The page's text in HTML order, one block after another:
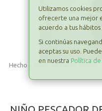
Utilizamos cookies
ofrecerte una mejor
acuerdo a tus hábitos
Si continúas
aceptas su uso.
en nuestra Política
Hecho a mano en barro cocido.